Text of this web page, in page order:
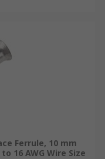
Ferrule, 10 mm
16 AWG Wire Size